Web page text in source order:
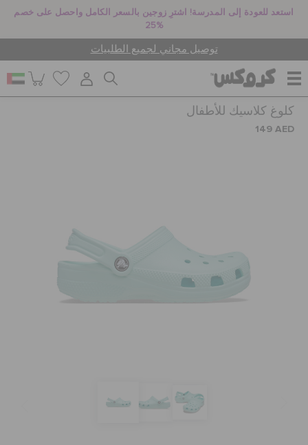
استعد للعودة إلى المدرسة! اشترِ زوجين بالسعر الكامل واحصل على خصم
25%
توصيل مجاني لجميع الطلبيات
للنساء
جيبيتز تشارمز
كلوغ كلاسيك للأطفال
149 AED